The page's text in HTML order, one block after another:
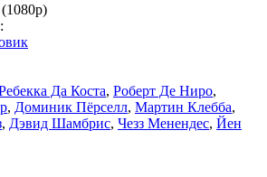
Да Коста, Роберт Де Ниро,
, Доминик Пёрселл, Мартин Клебба,
, Дэвид Шамбрис, Чезз Менендес, Йен